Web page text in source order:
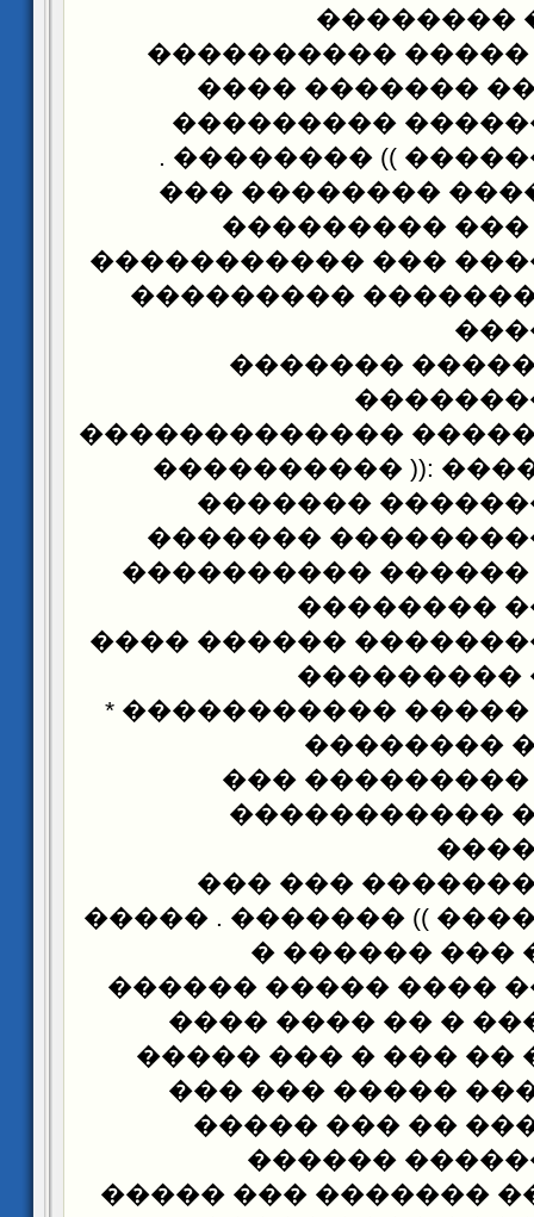
����� :((
����������
������������
�������
������
���� :(( ��������
����������
������� ������ ���
* ��������
���������������
)) �������� . ����
���������
��������
����������
�����
��������� ��������
�������
���������� �����
����������
�����������
�������������� ))
��� ���� ���
�������� ��� ����
�� ������ ���� �
����� ��� �� ��
��� �� ��� ����
����� � ��� ���
���������
�������� � ��